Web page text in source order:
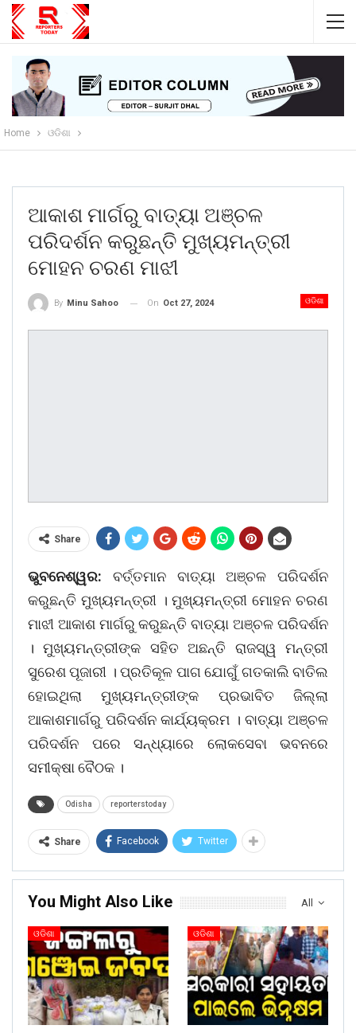
Home ଓଡିଶା
ଆକାଶ ମାର୍ଗରୁ ବାତ୍ୟା ଅଞ୍ଚଳ
ପରିଦର୍ଶନ କରୁଛନ୍ତି ମୁଖ୍ୟମନ୍ତ୍ରୀ
ମୋହନ ଚରଣ ମାଝୀ
ଓଡିଶା
By Minu Sahoo On Oct 27, 2024
Share
ଭୁବନେଶ୍ୱର: ବର୍ତ୍ତମାନ ବାତ୍ୟା ଅଞ୍ଚଳ ପରିଦର୍ଶନ
କରୁଛନ୍ତି ମୁଖ୍ୟମନ୍ତ୍ରୀ । ମୁଖ୍ୟମନ୍ତ୍ରୀ ମୋହନ ଚରଣ
ମାଝୀ ଆକାଶ ମାର୍ଗରୁ କରୁଛନ୍ତି ବାତ୍ୟା ଅଞ୍ଚଳ ପରିଦର୍ଶନ
। ମୁଖ୍ୟମନ୍ତ୍ରୀଙ୍କ ସହିତ ଅଛନ୍ତି ରାଜସ୍ୱ ମନ୍ତ୍ରୀ
ସୁରେଶ ପୂଜାରୀ । ପ୍ରତିକୂଳ ପାଗ ଯୋଗୁଁ ଗତକାଲି ବାତିଲ
ହୋଇଥିଲା ମୁଖ୍ୟମନ୍ତ୍ରୀଙ୍କ ପ୍ରଭାବିତ ଜିଲ୍ଲା
ଆକାଶମାର୍ଗରୁ ପରିଦର୍ଶନ କାର୍ଯ୍ୟକ୍ରମ । ବାତ୍ୟା ଅଞ୍ଚଳ
ପରିଦର୍ଶନ ପରେ ସନ୍ଧ୍ୟାରେ ଲୋକସେବା ଭବନରେ
ସମୀକ୍ଷା ବୈଠକ ।
Odisha reporterstoday
Share Facebook Twitter
All
You Might Also Like
ଓଡିଶା ଓଡିଶା